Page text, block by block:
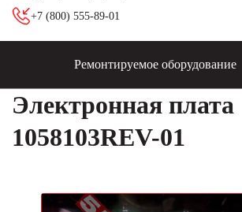
+7 (800) 555-89-01
Ремонтируемое оборудование
Электронная плата
1058103REV-01